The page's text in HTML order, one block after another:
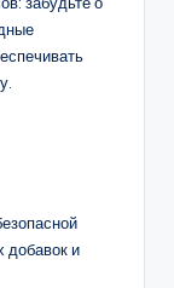
добавок и